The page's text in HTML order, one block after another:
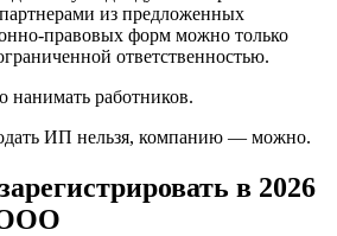
из предложенных
правовых форм можно только
ответственностью.
нанимать работников.
ИП нельзя, компанию — можно.
в 2026
ООО